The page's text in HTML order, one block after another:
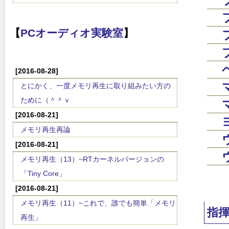
【PCオーディオ実験室】
[2016-08-28]
とにかく、一度メモリ再生に取り組みたい方の
ために（＾＾ｖ
[2016-08-21]
メモリ再生再論
[2016-08-21]
メモリ再生（13）~RTカーネルバージョンの
「Tiny Core」
[2016-08-21]
メモリ再生（11）~これで、誰でも簡単「メモリ
再生」
指